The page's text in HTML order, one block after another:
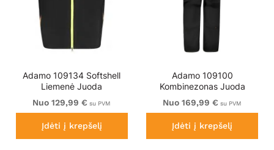
Adamo 109134 Softshell
Liemenė Juoda
Nuo 129,99 € su PVM
Įdėti į krepšelį
Adamo 109100
Kombinezonas Juoda
Nuo 169,99 € su PVM
Įdėti į krepšelį